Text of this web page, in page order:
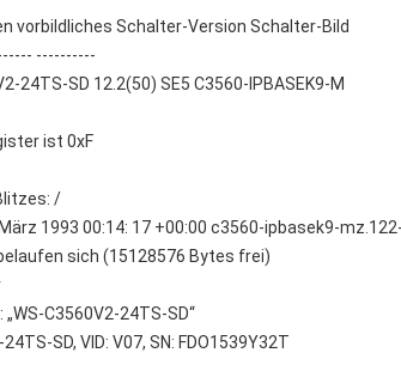
vorbildliches Schalter-Version Schalter-Bild
----------
24TS-SD 12.2(50) SE5 C3560-IPBASEK9-M
ist 0xF
/
1993 00:14: 17 +00:00 c3560-ipbasek9-
sich (15128576 Bytes frei)
„WS-C3560V2-24TS-SD“
SD, VID: V07, SN: FDO1539Y32T